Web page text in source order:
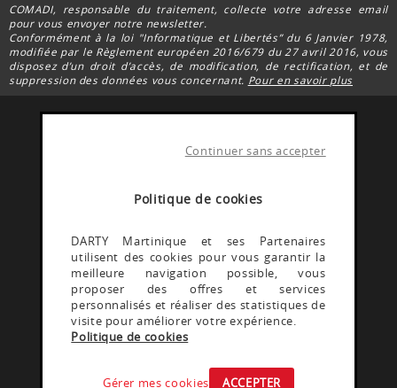
Politique de cookies
Continuer sans accepter
DARTY Martinique et ses Partenaires
utilisent des cookies pour vous garantir la
meilleure navigation possible, vous
proposer des offres et services
personnalisés et réaliser des statistiques de
visite pour améliorer votre expérience.
Politique de cookies
Gérer mes cookies ACCEPTER
COMADI, responsable du traitement, collecte votre adresse email
pour vous envoyer notre newsletter.
Conformément à la loi "Informatique et Libertés” du 6 Janvier 1978,
modifiée par le Règlement européen 2016/679 du 27 avril 2016, vous
disposez d’un droit d’accès, de modification, de rectification, et de
suppression des données vous concernant. Pour en savoir plus
FACEBOOK DARTY
Rejoignez la communauté Darty Martinique
INSTAGRAM DARTY
Découvrez les coulisses @Dartymartinique
YOUTUBE DARTY
Rejoignez la communauté Darty martinique